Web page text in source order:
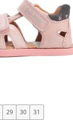
29 30 31